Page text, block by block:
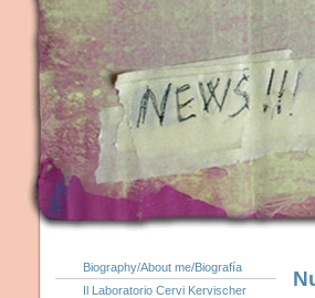
Biography/About me/Biografía
Il Laboratorio Cervi Kervischer